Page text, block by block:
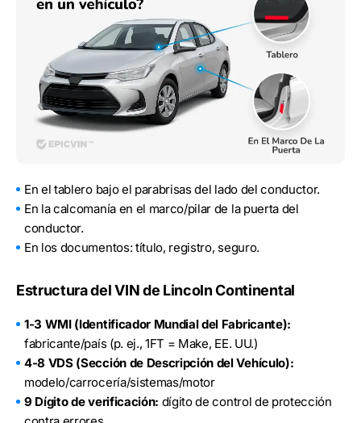
En el tablero bajo el parabrisas del lado del conductor.
En la calcomanía en el marco/pilar de la puerta del
conductor.
En los documentos: título, registro, seguro.
Estructura del VIN de Lincoln Continental
1-3 WMI (Identificador Mundial del Fabricante):
fabricante/país (p. ej., 1FT = Make, EE. UU.)
4-8 VDS (Sección de Descripción del Vehículo):
modelo/carrocería/sistemas/motor
9 Dígito de verificación: dígito de control de protección